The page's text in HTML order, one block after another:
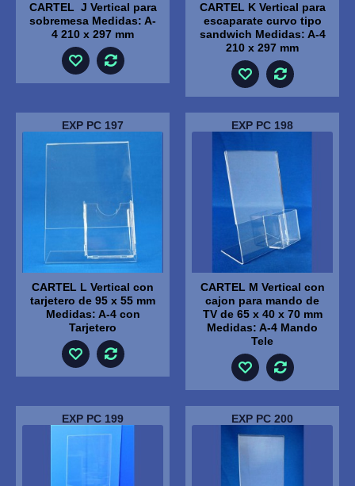
CARTEL J Vertical para
sobremesa Medidas: A-
4 210 x 297 mm
CARTEL K Vertical para
escaparate curvo tipo
sandwich Medidas: A-4
210 x 297 mm
EXP PC 197
CARTEL L Vertical con
tarjetero de 95 x 55 mm
Medidas: A-4 con
Tarjetero
EXP PC 198
CARTEL M Vertical con
cajon para mando de
TV de 65 x 40 x 70 mm
Medidas: A-4 Mando
Tele
EXP PC 199 EXP PC 200